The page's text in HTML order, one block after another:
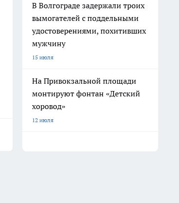
В Волгограде задержали троих
вымогателей с поддельными
удостоверениями, похитивших
мужчину
15 июля
На Привокзальной площади
монтируют фонтан «Детский
хоровод»
12 июля